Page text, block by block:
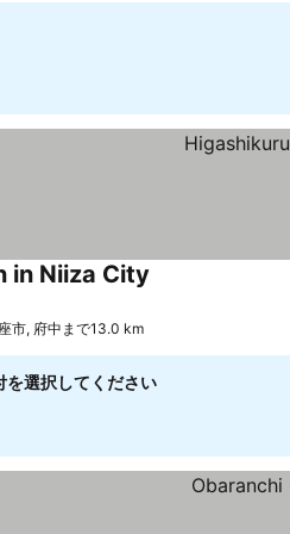
in Niiza City
市, 府中まで13.0 km
を選択してください